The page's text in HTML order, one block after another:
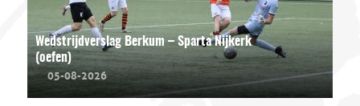
Wedstrijdverslag Berkum – Sparta Nijkerk
(oefen)
05-08-2026